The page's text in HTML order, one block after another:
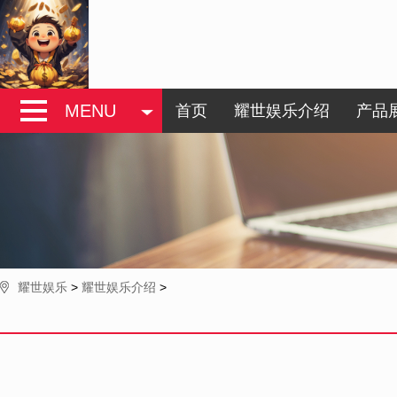
MENU 首页 耀世娱乐介绍 产品
耀世娱乐 > 耀世娱乐介绍 >